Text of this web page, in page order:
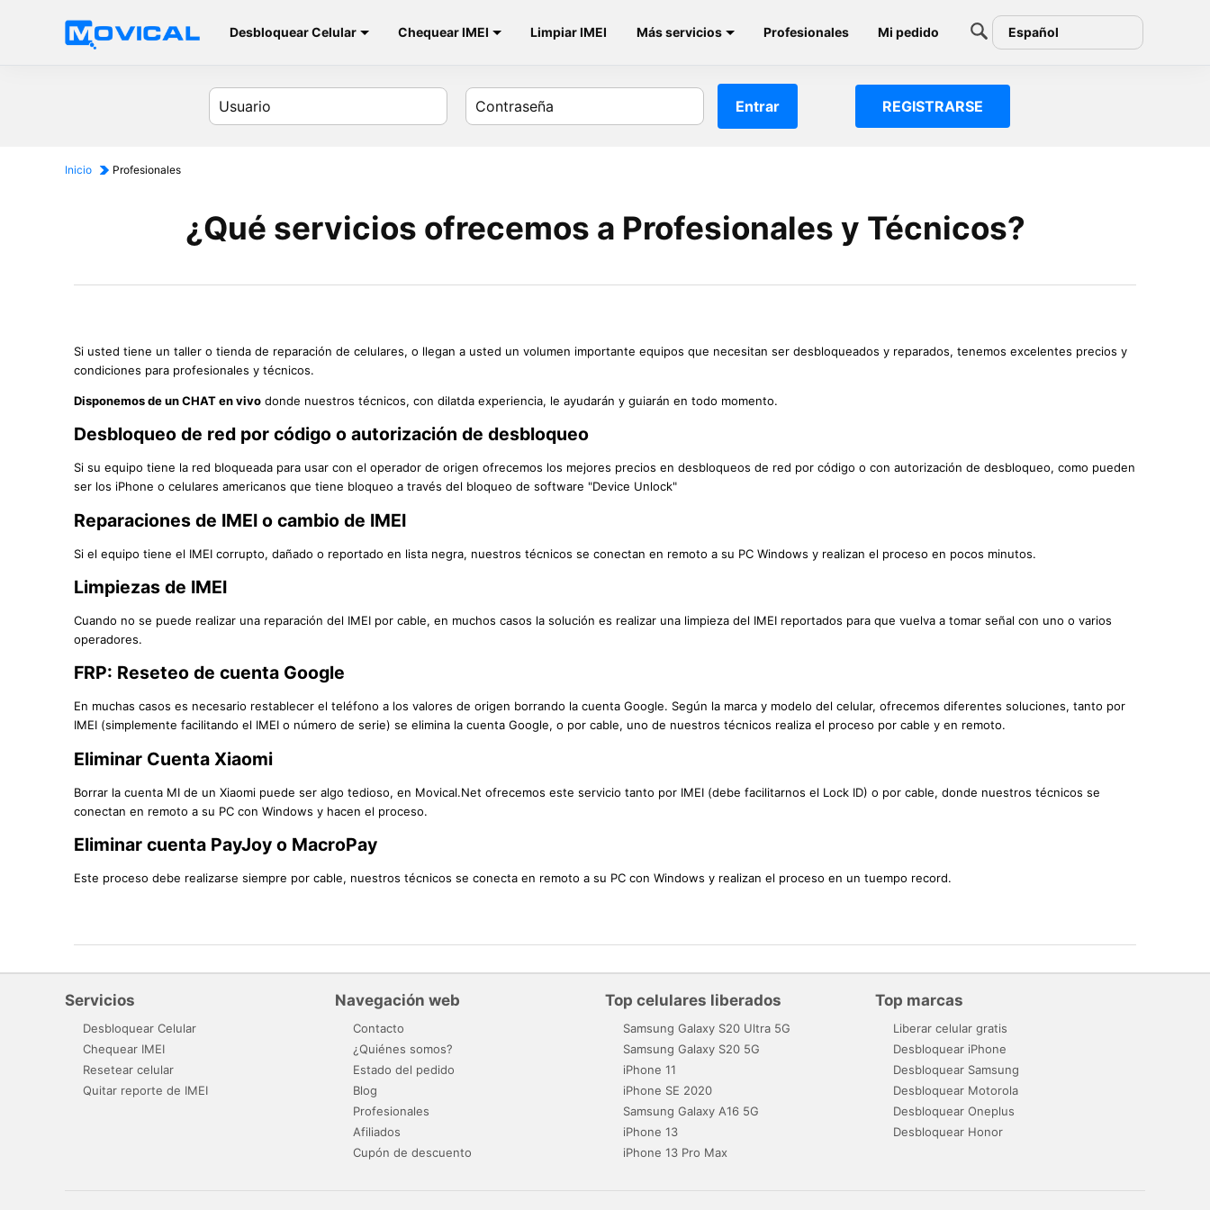
Desbloquear Celular Chequear IMEI Limpiar IMEI Más servicios Profesionales Mi pedido Español
Entrar REGISTRARSE
Inicio Profesionales
¿Qué servicios ofrecemos a Profesionales y Técnicos?
Si usted tiene un taller o tienda de reparación de celulares, o llegan a usted un volumen importante equipos que necesitan ser desbloqueados y reparados, tenemos excelentes precios y
condiciones para profesionales y técnicos.
Disponemos de un CHAT en vivo donde nuestros técnicos, con dilatda experiencia, le ayudarán y guiarán en todo momento.
Desbloqueo de red por código o autorización de desbloqueo
Si su equipo tiene la red bloqueada para usar con el operador de origen ofrecemos los mejores precios en desbloqueos de red por código o con autorización de desbloqueo, como pueden
ser los iPhone o celulares americanos que tiene bloqueo a través del bloqueo de software "Device Unlock"
Reparaciones de IMEI o cambio de IMEI
Si el equipo tiene el IMEI corrupto, dañado o reportado en lista negra, nuestros técnicos se conectan en remoto a su PC Windows y realizan el proceso en pocos minutos.
Limpiezas de IMEI
Cuando no se puede realizar una reparación del IMEI por cable, en muchos casos la solución es realizar una limpieza del IMEI reportados para que vuelva a tomar señal con uno o varios
operadores.
FRP: Reseteo de cuenta Google
En muchas casos es necesario restablecer el teléfono a los valores de origen borrando la cuenta Google. Según la marca y modelo del celular, ofrecemos diferentes soluciones, tanto por
IMEI (simplemente facilitando el IMEI o número de serie) se elimina la cuenta Google, o por cable, uno de nuestros técnicos realiza el proceso por cable y en remoto.
Eliminar Cuenta Xiaomi
Borrar la cuenta MI de un Xiaomi puede ser algo tedioso, en Movical.Net ofrecemos este servicio tanto por IMEI (debe facilitarnos el Lock ID) o por cable, donde nuestros técnicos se
conectan en remoto a su PC con Windows y hacen el proceso.
Eliminar cuenta PayJoy o MacroPay
Este proceso debe realizarse siempre por cable, nuestros técnicos se conecta en remoto a su PC con Windows y realizan el proceso en un tuempo record.
Servicios
Desbloquear Celular
Chequear IMEI
Resetear celular
Quitar reporte de IMEI
Navegación web
Contacto
¿Quiénes somos?
Estado del pedido
Blog
Profesionales
Afiliados
Cupón de descuento
Top celulares liberados
Samsung Galaxy S20 Ultra 5G
Samsung Galaxy S20 5G
iPhone 11
iPhone SE 2020
Samsung Galaxy A16 5G
iPhone 13
iPhone 13 Pro Max
Top marcas
Liberar celular gratis
Desbloquear iPhone
Desbloquear Samsung
Desbloquear Motorola
Desbloquear Oneplus
Desbloquear Honor